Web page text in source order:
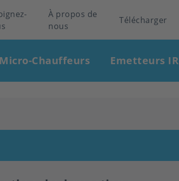
À propos de
nous
Télécharger
Micro-Chauffeurs Emetteurs IR